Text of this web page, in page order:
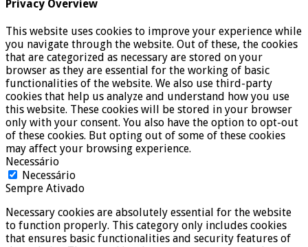
Privacy Overview
This website uses cookies to improve your experience while
you navigate through the website. Out of these, the cookies
that are categorized as necessary are stored on your
browser as they are essential for the working of basic
functionalities of the website. We also use third-party
cookies that help us analyze and understand how you use
this website. These cookies will be stored in your browser
only with your consent. You also have the option to opt-out
of these cookies. But opting out of some of these cookies
may affect your browsing experience.
Necessário
Necessário
Sempre Ativado
Necessary cookies are absolutely essential for the website
to function properly. This category only includes cookies
that ensures basic functionalities and security features of